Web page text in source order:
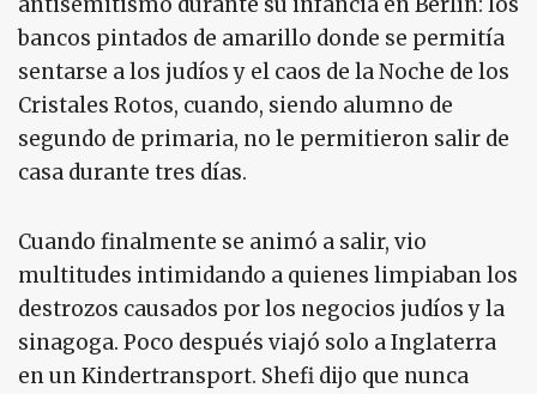
bancos pintados de amarillo donde se permitía
sentarse a los judíos y el caos de la Noche de los
Cristales Rotos, cuando, siendo alumno de
segundo de primaria, no le permitieron salir de
casa durante tres días.
Cuando finalmente se animó a salir, vio
multitudes intimidando a quienes limpiaban los
destrozos causados ​​por los negocios judíos y la
sinagoga. Poco después viajó solo a Inglaterra
en un Kindertransport. Shefi dijo que nunca